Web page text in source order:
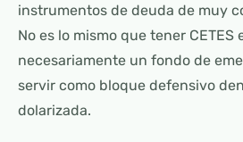
instrumentos de deuda de muy
No es lo mismo que tener
necesariamente un fondo de
servir como bloque defensivo
dolarizada.